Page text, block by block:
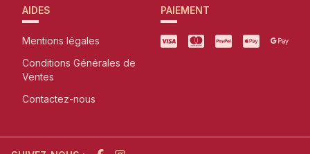
AIDES
Mentions légales
Conditions Générales de
Ventes
Contactez-nous
PAIEMENT